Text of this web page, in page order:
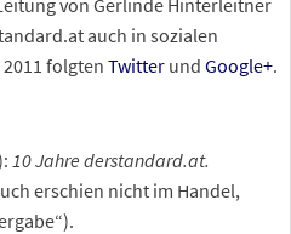
auch in sozialen
2011 folgtenTwitter und Google+.
10 Jahre derstandard.at.
erschien nicht im Handel,